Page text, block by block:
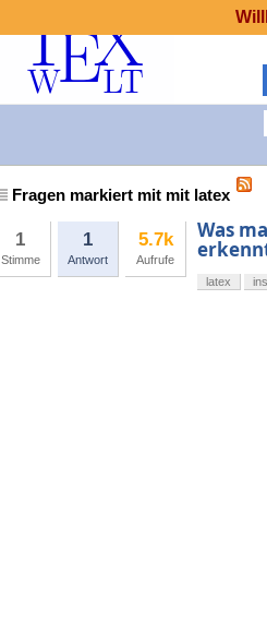
Fragen markiert mit mit latex
1
Stimme
1
Antwort
5.7k
Aufrufe
Was
latex